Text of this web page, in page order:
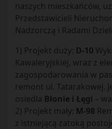
naszych mieszkańców,
Przedstawicieli
Nadzorczą i Radami
1) Projekt duży: D-10
Kawaleryjskiej, wraz z
zagospodarowania w
remont ul. Tatarakowej.
osiedla Błonie i Łęgi –
2) Projekt mały: M-98
z istniejącą zatoką